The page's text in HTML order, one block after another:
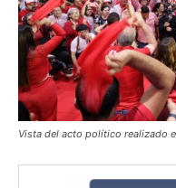
Vista del acto político realizado